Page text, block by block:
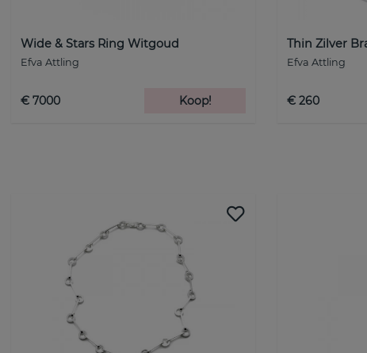
Wide & Stars Ring Witgoud
Efva Attling
€ 7000 Koop!
Thin Zilver
Efva Attling
€ 260